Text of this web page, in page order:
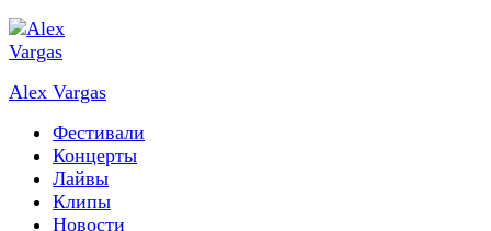
Alex Vargas
Фестивали
Концерты
Лайвы
Клипы
Новости